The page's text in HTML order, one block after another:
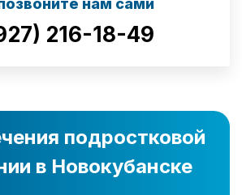
нам сами
216-18-49
подростковой
в Новокубанске